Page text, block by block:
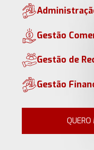
Gestão
Gestão de
Gestão